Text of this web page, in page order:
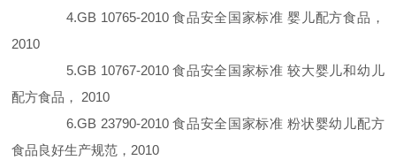
4.GB 10765-2010 食品安全国家标准 婴儿配方食品，
2010
5.GB 10767-2010 食品安全国家标准 较大婴儿和幼儿
配方食品， 2010
6.GB 23790-2010 食品安全国家标准 粉状婴幼儿配方
食品良好生产规范，2010